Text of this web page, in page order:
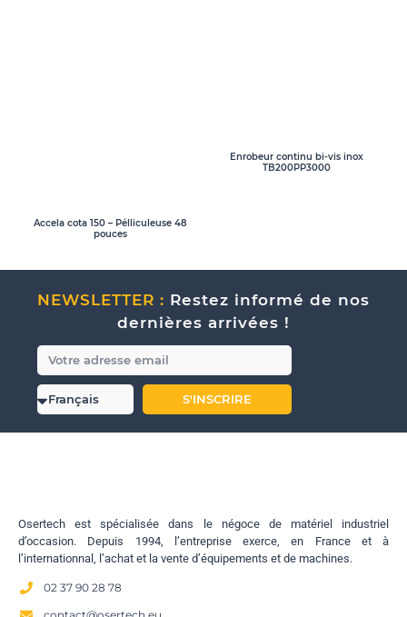
Accela cota 150 – Pélliculeuse 48
pouces
Enrobeur continu bi-vis inox
TB200PP3000
NEWSLETTER : Restez informé de nos
dernières arrivées !
S'INSCRIRE
Osertech est spécialisée dans le négoce de matériel industriel
d’occasion. Depuis 1994, l’entreprise exerce, en France et à
l’internationnal, l’achat et la vente d’équipements et de machines.
02 37 90 28 78